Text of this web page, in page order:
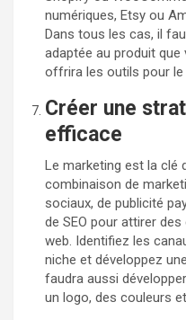
numériques, Etsy ou
Dans tous les cas, il
adaptée au produit
offrira les outils pour le
Créer une
efficace
Le marketing est la clé
combinaison de
sociaux, de publicité
de SEO pour attirer
web. Identifiez les
niche et développez
faudra aussi
un logo, des couleurs